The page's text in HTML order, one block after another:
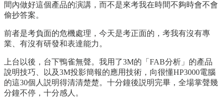
間內做好這個產品的演講，而不是來考我在時間不夠時會不會
偷抄答案。
前者是考負面的危機處理，今天是考正面的，考我有沒有專
業、有沒有研發和表達能力。
上台以後，台下鴨雀無聲。我用了3M的「FAB分析」的產品
說明技巧、以及3M投影簡報的應用技術，向很懂HP3000電腦
的這30個人説明得清清楚楚。十分鐘後説明完畢，全場掌聲幾
分鐘不停，十分感人。